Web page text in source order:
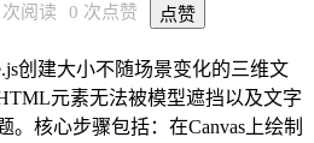
阅读 0 次点赞 点赞
创建大小不随场景变化的三维文
元素无法被模型遮挡以及文字
。核心步骤包括：在Canvas上绘制